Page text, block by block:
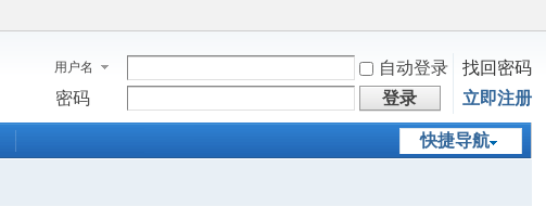
用户名 自动登录
找回密码
密码
登录 立即注册
快捷导航